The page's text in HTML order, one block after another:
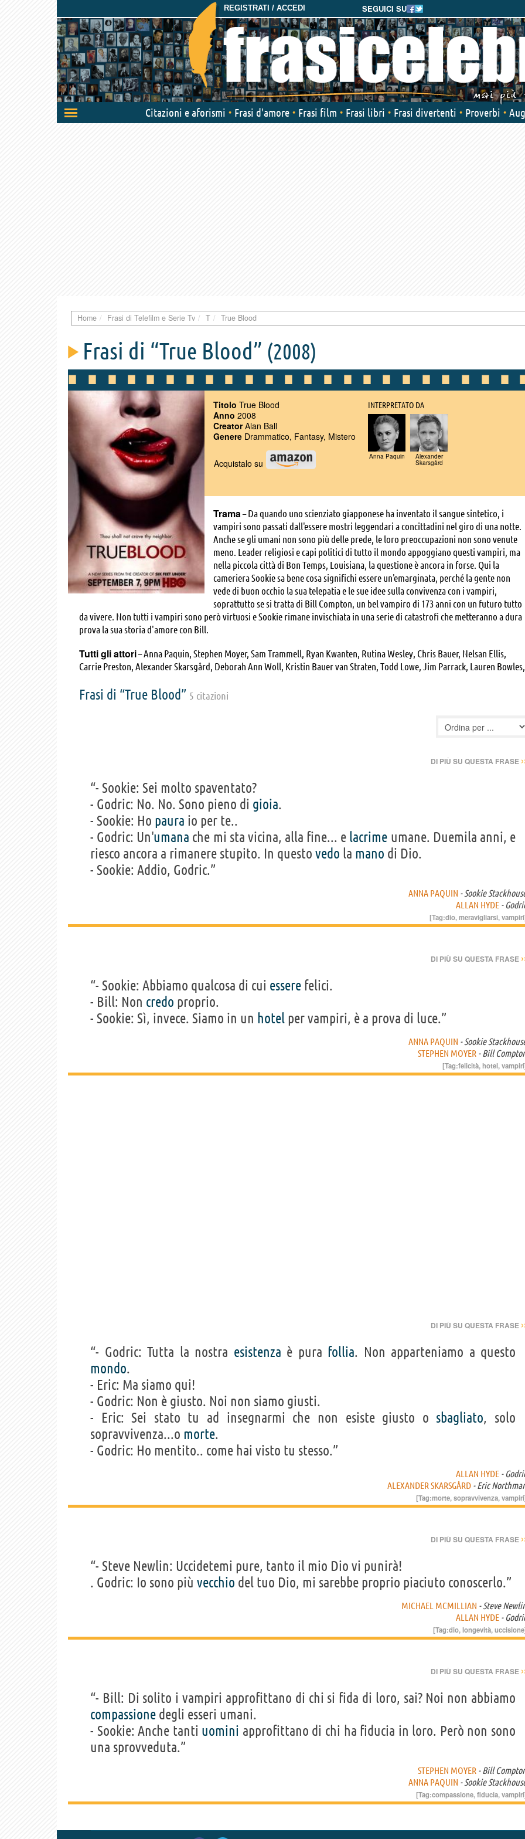
SEGUICI SU
REGISTRATI / ACCEDI
Attiva/disattiva
navigazione
Citazioni e aforismi Frasi d'amore Frasi film Frasi libri Frasi divertenti Proverbi
Home Frasi di Telefilm e Serie Tv T True Blood
Frasi di “True Blood” (2008)
Titolo True Blood
Anno 2008
CreatorAlan Ball
Genere Drammatico, Fantasy, Mistero
INTERPRETATO DA
Anna Paquin Alexander
Skarsgård
Acquistalo su
Trama– Da quando uno scienziato giapponese ha inventato il sangue sintetico, i
vampiri sono passati dall'essere mostri leggendari a concittadini nel giro di una notte.
Anche se gli umani non sono più delle prede, le loro preoccupazioni non sono venute
meno. Leader religiosi e capi politici di tutto il mondo appoggiano questi vampiri, ma
nella piccola città di Bon Temps, Louisiana, la questione è ancora in forse. Qui la
cameriera Sookie sa bene cosa significhi essere un'emarginata, perché la gente non
vede di buon occhio la sua telepatia e le sue idee sulla convivenza con i vampiri,
soprattutto se si tratta di Bill Compton, un bel vampiro di 173 anni con un futuro tutto
da vivere. Non tutti i vampiri sono però virtuosi e Sookie rimane invischiata in una serie di catastrofi che metteranno a dura
prova la sua storia d'amore con Bill.
Tutti gli attori– Anna Paquin, Stephen Moyer, Sam Trammell, Ryan Kwanten, Rutina Wesley, Chris Bauer, Nelsan Ellis,
Carrie Preston, Alexander Skarsgård, Deborah Ann Woll, Kristin Bauer van Straten, Todd Lowe, Jim Parrack, Lauren Bowles,
Frasi di “True Blood” 5 citazioni
DI PIÙ SU QUESTA FRASE
“- Sookie: Sei molto spaventato?
- Godric: No. No. Sono pieno di gioia.
- Sookie: Ho paura io per te..
- Godric: Un'umana che mi sta vicina, alla fine... e lacrime umane. Duemila anni, e
riesco ancora a rimanere stupito. In questo vedo la mano di Dio.
- Sookie: Addio, Godric.”
ANNA PAQUIN - Sookie
ALLAN HYDE -
[Tag:dio,meravigliarsi,vampiri
DI PIÙ SU QUESTA FRASE
“- Sookie: Abbiamo qualcosa di cui essere felici.
- Bill: Non credo proprio.
- Sookie: Sì, invece. Siamo in un hotel per vampiri, è a prova di luce.”
ANNA PAQUIN - Sookie
STEPHEN MOYER - Bill
[Tag:felicità,hotel,vampiri
DI PIÙ SU QUESTA FRASE
“- Godric: Tutta la nostra esistenza è pura follia. Non apparteniamo a questo
mondo.
- Eric: Ma siamo qui!
- Godric: Non è giusto. Noi non siamo giusti.
- Eric: Sei stato tu ad insegnarmi che non esiste giusto o sbagliato, solo
sopravvivenza...o morte.
- Godric: Ho mentito.. come hai visto tu stesso.”
ALLAN HYDE -
ALEXANDER SKARSGÅRD - Eric
[Tag:morte,sopravvivenza,vampiri
DI PIÙ SU QUESTA FRASE
“- Steve Newlin: Uccidetemi pure, tanto il mio Dio vi punirà!
. Godric: Io sono più vecchio del tuo Dio, mi sarebbe proprio piaciuto conoscerlo.”
MICHAEL MCMILLIAN - Steve
ALLAN HYDE -
[Tag:dio,longevità,uccisione
DI PIÙ SU QUESTA FRASE
“- Bill: Di solito i vampiri approfittano di chi si fida di loro, sai? Noi non abbiamo
compassione degli esseri umani.
- Sookie: Anche tanti uomini approfittano di chi ha fiducia in loro. Però non sono
una sprovveduta.”
STEPHEN MOYER - Bill
ANNA PAQUIN - Sookie
[Tag:compassione,fiducia,vampiri